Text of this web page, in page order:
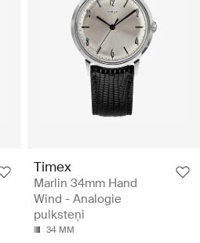
Timex
Marlin 34mm Hand
Wind - Analogie
pulksteņi
34 MM